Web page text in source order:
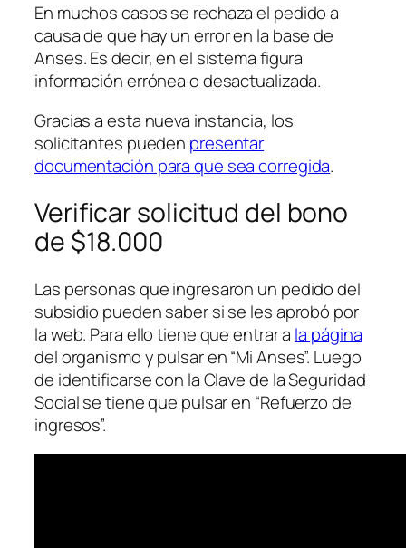
En muchos casos se rechaza el pedido a
causa de que hay un error en la base de
Anses. Es decir, en el sistema figura
información errónea o desactualizada.
Gracias a esta nueva instancia, los
solicitantes pueden presentar
documentación para que sea corregida.
Verificar solicitud del bono
de $18.000
Las personas que ingresaron un pedido del
subsidio pueden saber si se les aprobó por
la web. Para ello tiene que entrar a la página
del organismo y pulsar en “Mi Anses”. Luego
de identificarse con la Clave de la Seguridad
Social se tiene que pulsar en “Refuerzo de
ingresos”.